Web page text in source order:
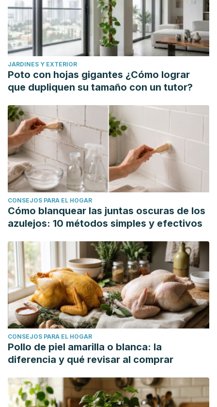
Lee, C. I., Fox, P., Balakrishnar, B., Balleine, R. L., Gao, B.,
Provan, P., & Wilcken, N. (2019). Tamoxifen-induced
severe hot flashes and endoxifen levels: is dose reduction
a safe and effective strategy?.The Breast,46, 52-57.
https://www.sciencedirect.com/science/article/pii/
Mahajan, A., & Patni, R. (2018). Hot Flashes—How
https://www.ncbi.nlm.nih.gov/pmc/articles/PMC6006803/
Saccomani, S., Lui-Filho, J. F., Juliato, C. R., Gabiatti, J. R.,
Pedro, A. O., & Costa-Paiva, L. (2017). Does obesity
increase the risk of hot flashes among midlife women?: a
population-based study.
Menopause ,24
(9), 1065-1070.
https://journals.lww.com/
Sandru, F., Dumitrascu, M. C., Petrova, E., Dumitrascu, A.,
Tupea, C., Carsote, M., & Valea, A. (2021). Hot flashes:
why?.
Romanian medical JouRnal
https://core.ac.uk/download/pdf/480376747.pdf
Smith, R. L., Gallicchio, L., Miller, S. R., Zacur, H. A., & Flaws,
J. A. (2016). Risk factors for extended duration and timing
of peak severity of hot flashes.PloS one,11(5), e0155079.
https://journals.plos.org/plosone/article?
id=10.1371/journal.pone.0155079
Viroga, S. (2016). ISRS en la menopausia. Tratamiento de
los sofocos.Boletín Farmacológico, 2016, vol. 7, nro. 1 .
https://www.boletinfarmacologia.hc.edu.uy/images/2016/2016-
1/2_isrs.pdf
JARDINES Y EXTERIOR
Poto con hojas gigantes ¿Cómo lograr
que dupliquen su tamaño con un tutor?
CONSEJOS PARA EL HOGAR
Cómo blanquear las juntas oscuras de los
azulejos: 10 métodos simples y efectivos
CONSEJOS PARA EL HOGAR
Pollo de piel amarilla o blanca: la
diferencia y qué revisar al comprar